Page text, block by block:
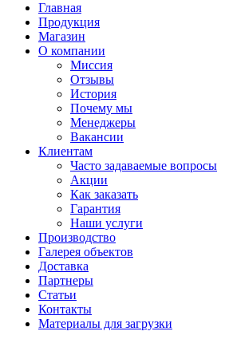
Главная
Продукция
Магазин
О компании
Миссия
Отзывы
История
Почему мы
Менеджеры
Вакансии
Клиентам
Часто задаваемые вопросы
Акции
Как заказать
Гарантия
Наши услуги
Производство
Галерея объектов
Доставка
Партнеры
Статьи
Контакты
Материалы для загрузки